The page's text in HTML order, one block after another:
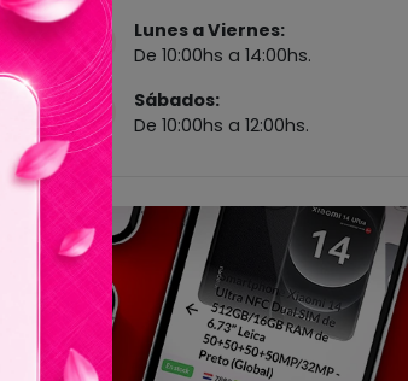
Lunes a Viernes:
De 10:00hs a 14:00hs.
Sábados:
De 10:00hs a 12:00hs.